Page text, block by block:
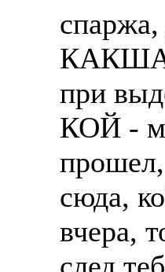
спаржа,
КАКША -
при
КОЙ -
сюда,
вчера,